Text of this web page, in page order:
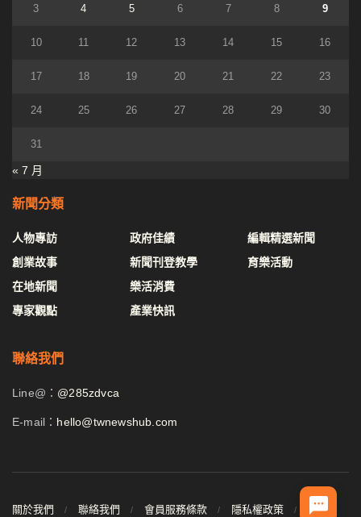
3 4 5 6 7 8 9
10 11 12 13 14 15 16
17 18 19 20 21 22 23
24 25 26 27 28 29 30
31
« 7 月
新聞分類
人物專訪
創業故事
在地新聞
專家觀點
政府佳績
新聞刊登教學
樂活消費
產業快訊
編輯精選新聞
育樂活動
聯絡我們
Line@： @285zdvca
E-mail： hello@twnewshub.com
關於我們 聯絡我們 會員服務條款 隱私權政策